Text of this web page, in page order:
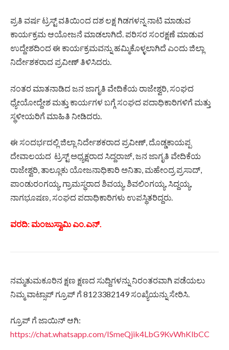
ಪ್ರತಿ ವರ್ಷ ಟ್ರಸ್ಟ್ ವತಿಯಿಂದ ದಶ ಲಕ್ಷ ಗಿಡಗಳನ್ನ ನಾಟಿ ಮಾಡುವ
ಕಾರ್ಯಕ್ರಮ ಆಯೋಜನೆ ಮಾಡಲಾಗಿದೆ. ಪರಿಸರ ಸಂರಕ್ಷಣೆ ಮಾಡುವ
ಉದ್ದೇಶದಿಂದ ಈ ಕಾರ್ಯಕ್ರಮವನ್ನು ಹಮ್ಮಿಕೊಳ್ಳಲಾಗಿದೆ ಎಂದು ಜಿಲ್ಲಾ
ನಿರ್ದೇಶಕರಾದ ಪ್ರವೀಣ್ ತಿಳಿಸಿದರು.
ನಂತರ ಮಾತನಾಡಿದ ಜನ ಜಾಗೃತಿ ವೇದಿಕೆಯ ರಾಜೇಶ್ವರಿ, ಸಂಘದ
ಧ್ಯೇಯೋದ್ದೇಶ ಮತ್ತು ಕಾರ್ಯಗಳ ಬಗ್ಗೆ ಸಂಘದ ಪದಾಧಿಕಾರಿಗಳಿಗೆ ಮತ್ತು
ಸ್ಥಳೀಯರಿಗೆ ಮಾಹಿತಿ ನೀಡಿದರು.
ಈ ಸಂದರ್ಭದಲ್ಲಿ ಜಿಲ್ಲಾ ನಿರ್ದೇಶಕರಾದ ಪ್ರವೀಣ್, ದೊಡ್ಡಕಾಯಪ್ಪ
ದೇವಾಲಯದ ಟ್ರಸ್ಟ್ ಅಧ್ಯಕ್ಷರಾದ ಸಿದ್ದರಾಜ್, ಜನ ಜಾಗೃತಿ ವೇದಿಕೆಯ
ರಾಜೇಶ್ವರಿ, ತಾಲ್ಲೂಕು ಯೋಜನಾಧಿಕಾರಿ ಅನಿತಾ, ಮಹೇಂದ್ರ ಪ್ರಸಾದ್,
ಪಾಂಡುರಂಗಯ್ಯ, ಗ್ರಾಮಸ್ಥರಾದ ಶಿವಯ್ಯ, ಶಿವಲಿಂಗಯ್ಯ, ಸಿದ್ದಯ್ಯ,
ನಾಗಭೂಷಣ, ಸಂಘದ ಪದಾಧಿಕಾರಿಗಳು ಉಪಸ್ಥಿತರಿದ್ದರು.
ವರದಿ: ಮಂಜುಸ್ವಾಮಿ ಎಂ.ಎನ್.
ನಮ್ಮತುಮಕೂರಿನ ಕ್ಷಣ ಕ್ಷಣದ ಸುದ್ದಿಗಳನ್ನು ನಿರಂತರವಾಗಿ ಪಡೆಯಲು
ನಿಮ್ಮ ವಾಟ್ಸಾಪ್ ಗ್ರೂಪ್ ಗೆ 8123382149 ಸಂಖ್ಯೆಯನ್ನು ಸೇರಿಸಿ.
ಗ್ರೂಪ್ ಗೆ ಜಾಯಿನ್ ಆಗಿ:
https://chat.whatsapp.com/ISmeQjik4LbG9KvWhKlbCC